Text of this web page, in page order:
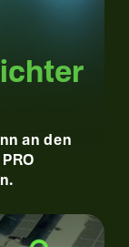
an den